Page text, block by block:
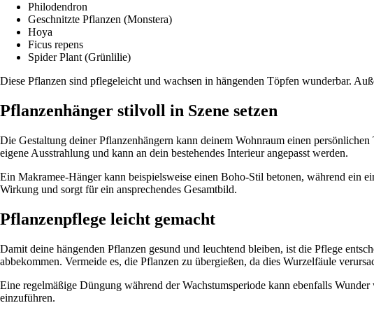
Philodendron
Geschnitzte Pflanzen (Monstera)
Hoya
Ficus repens
Spider Plant (Grünlilie)
Diese Pflanzen sind pflegeleicht und wachsen in hängenden Töpfen wunderbar.
Pflanzenhänger stilvoll in Szene setzen
Die Gestaltung deiner Pflanzenhängern kann deinem Wohnraum einen
eigene Ausstrahlung und kann an dein bestehendes Interieur angepasst werden.
Ein Makramee-Hänger kann beispielsweise einen Boho-Stil betonen, während ein
Wirkung und sorgt für ein ansprechendes Gesamtbild.
Pflanzenpflege leicht gemacht
Damit deine hängenden Pflanzen gesund und leuchtend bleiben, ist die Pflege
abbekommen. Vermeide es, die Pflanzen zu übergießen, da dies Wurzelfäule
Eine regelmäßige Düngung während der Wachstumsperiode kann ebenfalls
einzuführen.